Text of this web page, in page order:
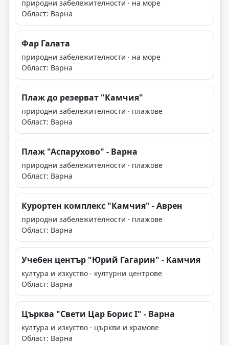
природни забележителности · на море
Област: Варна
Фар Галата
природни забележителности · на море
Област: Варна
Плаж до резерват "Камчия"
природни забележителности · плажове
Област: Варна
Плаж "Аспарухово" - Варна
природни забележителности · плажове
Област: Варна
Курортен комплекс "Камчия" - Аврен
природни забележителности · плажове
Област: Варна
Учебен център "Юрий Гагарин" - Камчия
култура и изкуство · културни центрове
Област: Варна
Църква "Свети Цар Борис I" - Варна
култура и изкуство · църкви и храмове
Област: Варна